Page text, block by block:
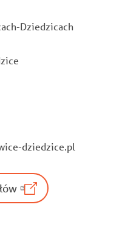
Dziedzicach
dziedzice.pl